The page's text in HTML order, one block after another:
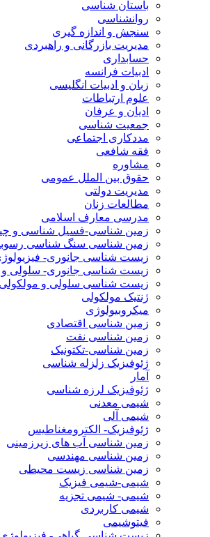
باستان شناسی
روانشناسی
سنجش و اندازه گیری
مدیریت بازرگانی و راهبردی
حسابداری
ادبیات فرانسه
زبان و ادبیات انگلیسی
علوم ارتباطات
ادیان و عرفان
جمعیت شناسی
مددکاری اجتماعی
فقه شافعی
مشاوره
حقوق بین الملل عمومی
مدیریت دولتی
مطالعات زنان
مدرسی معارف اسلامی
زمین شناسی-فسیل شناسی و
زمین شناسی سنگ شناسی
زیست شناسی جانوری-
زیست شناسی جانوری- سلولی و
زیست شناسی سلولی و مولکولی
ژنتیک مولکولی
میکروبیولوژی
زمین شناسی اقتصادی
زمین شناسی نفت
زمین شناسی-تکتونیک
ژئوفیزیک زلزله شناسی
آمار
ژئوفیزیک لرزه شناسی
شیمی معدنی
شیمی آلی
ژئوفیزیک- الکترومغناطیس
زمین شناسی آب های زیرزمینی
زمین شناسی مهندسی
زمین شناسی زیست محیطی
شیمی-شیمی فیزیک
شیمی- شیمی تجزیه
شیمی کاربردی
فیتوشیمی